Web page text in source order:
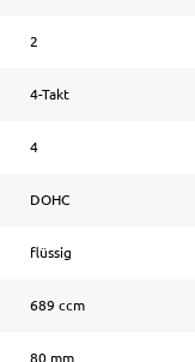
2
4-Takt
4
DOHC
flüssig
689 ccm
80 mm